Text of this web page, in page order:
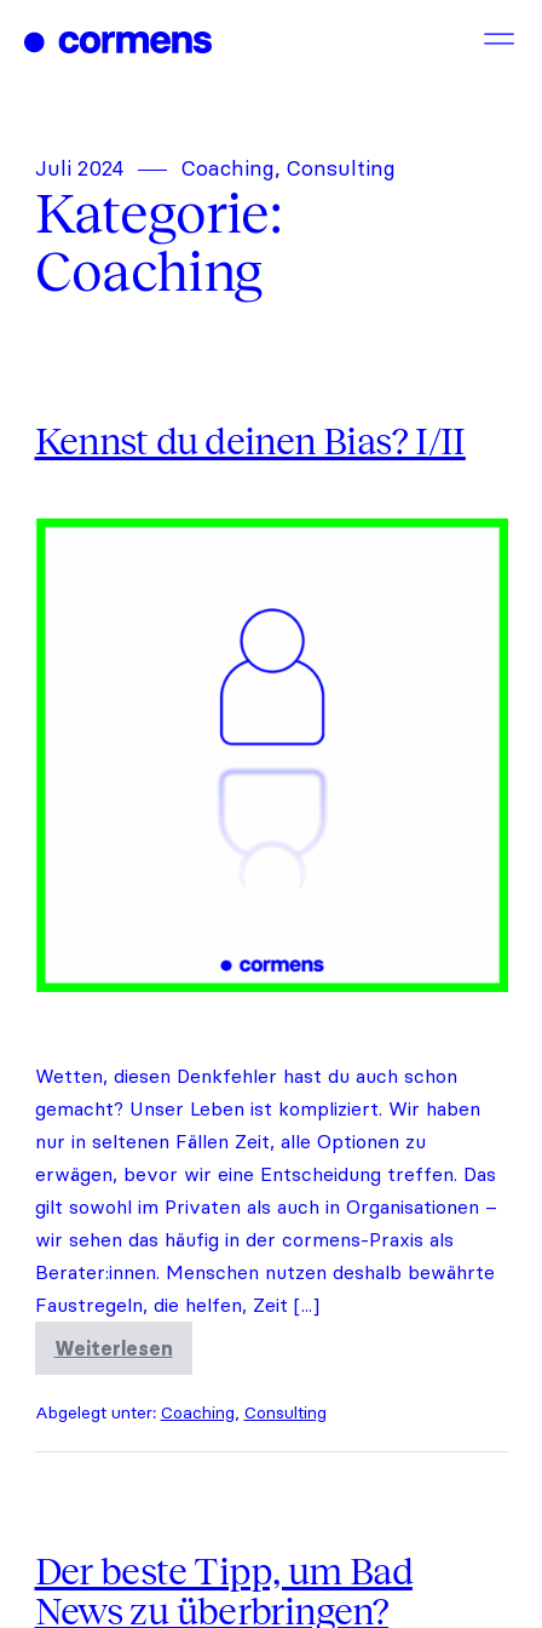
Inhalt
Juli 2024 Coaching, Consulting
Kategorie:
Coaching
Kennst du deinen Bias? I/II
Kennst
Wetten, diesen Denkfehler hast du auch schon
gemacht? Unser Leben ist kompliziert. Wir haben
nur in seltenen Fällen Zeit, alle Optionen zu
erwägen, bevor wir eine Entscheidung treffen. Das
gilt sowohl im Privaten als auch in Organisationen –
wir sehen das häufig in der cormens-Praxis als
Berater:innen. Menschen nutzen deshalb bewährte
Faustregeln, die helfen, Zeit [...]
Weiterlesen
Kennst
du
Bias?
Abgelegt unter: Coaching, Consulting
Der beste Tipp, um Bad
News zu überbringen?